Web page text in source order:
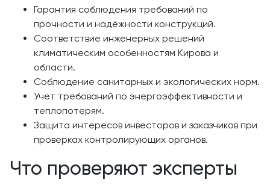
Гарантия соблюдения требований по
прочности и надёжности конструкций.
Соответствие инженерных решений
климатическим особенностям Кирова и
области.
Соблюдение санитарных и экологических норм.
Учет требований по энергоэффективности и
теплопотерям.
Защита интересов инвесторов и заказчиков при
проверках контролирующих органов.
Что проверяют эксперты